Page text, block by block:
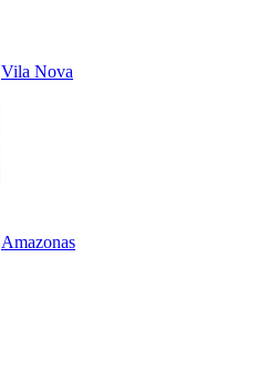
Vila Nova
Amazonas